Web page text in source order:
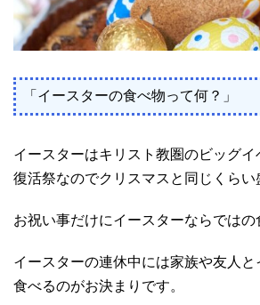
「イースターの食べ物って何？」
イースターはキリスト教圏のビッグ
復活祭なのでクリスマスと同じくらい
お祝い事だけにイースターならではの
イースターの連休中には家族や友人
食べるのがお決まりです。